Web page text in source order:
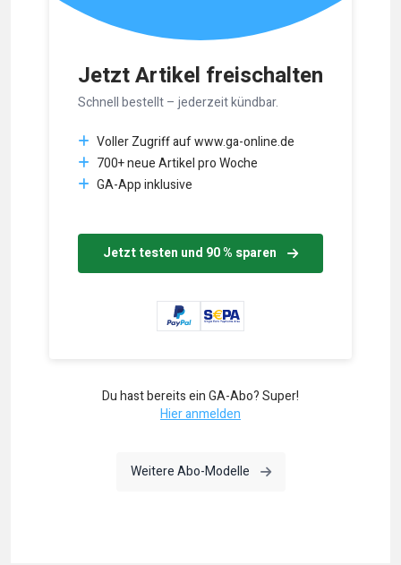
Jetzt Artikel freischalten
Schnell bestellt – jederzeit kündbar.
Voller Zugriff auf www.ga-online.de
700+ neue Artikel pro Woche
GA-App inklusive
Jetzt testen und 90 % sparen
Du hast bereits ein GA-Abo? Super!
Hier anmelden
Weitere Abo-Modelle